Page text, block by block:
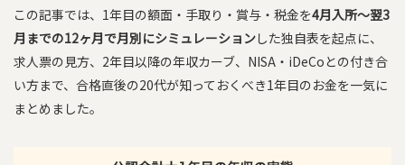
この記事では、1年目の額面・手取り・賞与・税金を4月入所〜翌3
月までの12ヶ月で月別にシミュレーションした独自表を起点に、
求人票の見方、2年目以降の年収カーブ、NISA・iDeCoとの付き合
い方まで、合格直後の20代が知っておくべき1年目のお金を一気に
まとめました。